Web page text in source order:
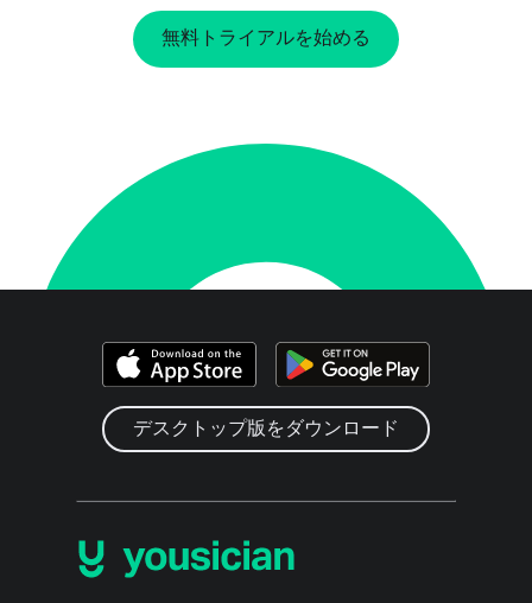
無料トライアルを始める
デスクトップ版をダウンロード